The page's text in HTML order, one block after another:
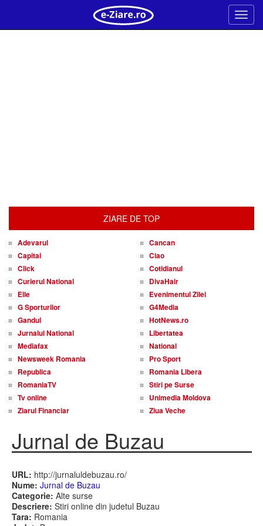
Meniu
ZIARE DE TOP
Adevarul
Cancan
Capital
Ciao
Click
Cotidianul
Curierul National
DivaHair
Elle
Evenimentul Zilei
G Sporturilor
G4Media
Gandul
HotNews.ro
Jurnalul National
Libertatea
Mediafax
National
Newsweek Romania
Pro Sport
Republica
Romania Libera
RomaniaTV
Stiri pe Surse
Tv online
Unimedia Moldova
Ziarul Financiar
Ziua Veche
Jurnal de Buzau
URL: http://jurnaluldebuzau.ro/
Nume: Jurnal de Buzau
Categorie: Alte surse
Descriere: Stiri online din judetul Buzau
Tara: Romania